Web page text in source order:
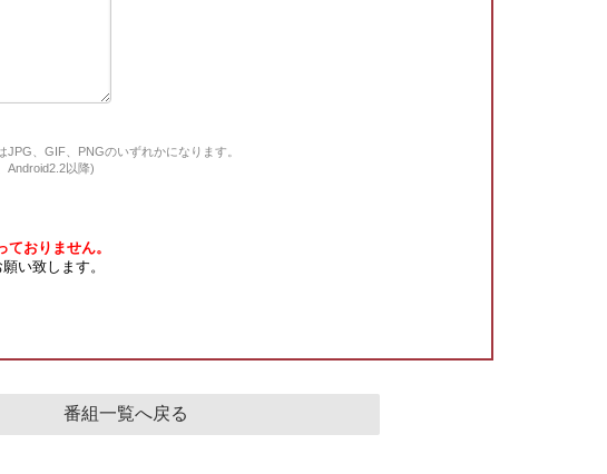
、GIF、PNGのいずれかになります。
Android2.2以降)
おりません。
い致します。
番組一覧へ戻る